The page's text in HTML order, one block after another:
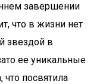
завершении
что в жизни нет
звездой в
ее уникальные
что посвятила